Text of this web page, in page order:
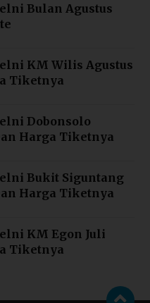
Bulan Agustus
KM Wilis Agustus
Tiketnya
Dobonsolo
Harga Tiketnya
Bukit Siguntang
Harga Tiketnya
KM Egon Juli
Tiketnya